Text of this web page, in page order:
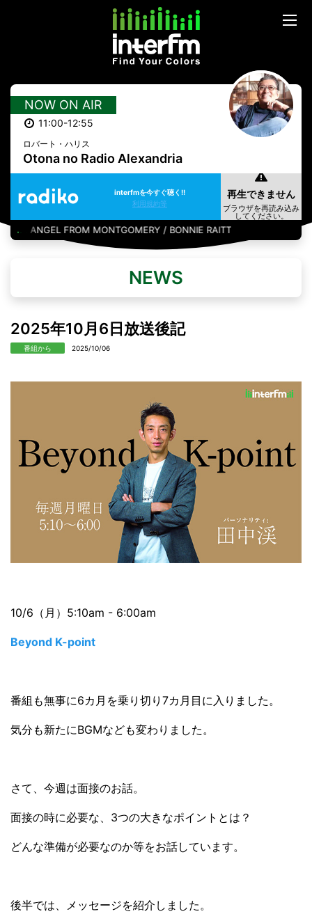
NOW ON AIR
11:00-12:55
ロバート・ハリス
Otona no Radio Alexandria
interfmを今すぐ聴く!!
利用規約等
ANGEL FROM MONTGOMERY / BONNIE RAITT
NEWS
2025年10月6日放送後記
番組から 2025/10/06
10/6（月）5:10am - 6:00am
Beyond K-point
番組も無事に6カ月を乗り切り7カ月目に入りました。
気分も新たにBGMなども変わりました。
さて、今週は面接のお話。
面接の時に必要な、3つの大きなポイントとは？
どんな準備が必要なのか等をお話しています。
後半では、メッセージを紹介しました。